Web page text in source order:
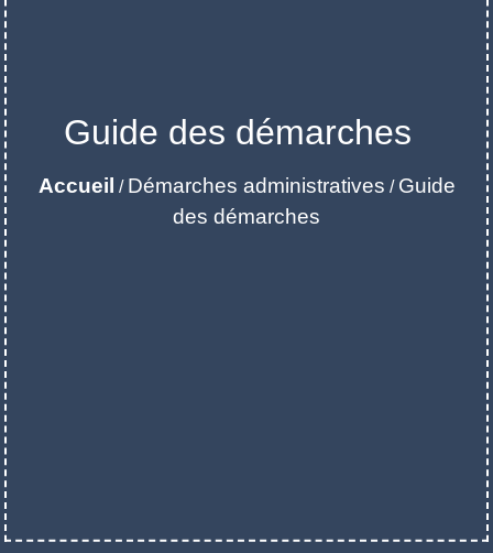
Guide des démarches
Accueil / Démarches administratives / Guide
des démarches